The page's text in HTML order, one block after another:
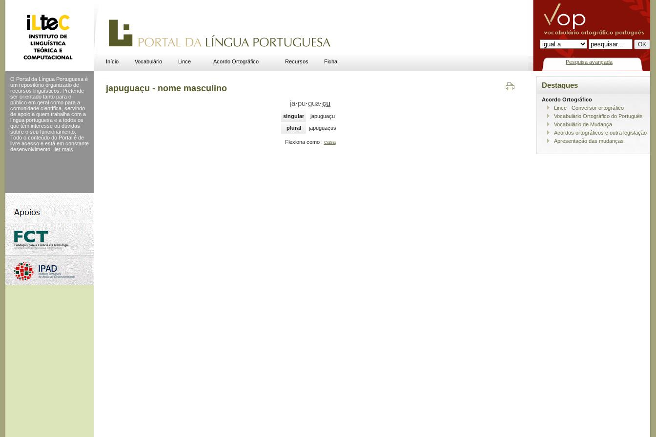
Início Vocabulário Lince Acordo Ortográfico Recursos Ficha Pesquisa avançada
O Portal da Língua Portuguesa é
um repositório organizado de
recursos linguísticos. Pretende
ser orientado tanto para o
público em geral como para a
comunidade científica, servindo
de apoio a quem trabalha com a
língua portuguesa e a todos os
que têm interesse ou dúvidas
sobre o seu funcionamento.
Todo o conteúdo do Portal é de
livre acesso e está em constante
desenvolvimento.
ler mais
japuguaçu - nome masculino
ja·pu·gua·çu
singular
japuguaçu
plural
japuguaçus
Flexiona como : casa
Destaques
Acordo Ortográfico
Lince - Conversor ortográfico
Vocabulário Ortográfico do Português
Vocabulário de Mudança
Acordos ortográficos e outra legislação
Apresentação das mudanças